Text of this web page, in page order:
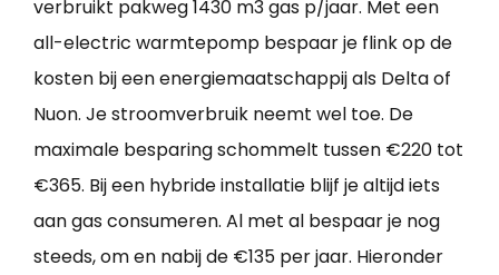
verbruikt pakweg 1430 m3 gas p/jaar. Met een
all-electric warmtepomp bespaar je flink op de
kosten bij een energiemaatschappij als Delta of
Nuon. Je stroomverbruik neemt wel toe. De
maximale besparing schommelt tussen €220 tot
€365. Bij een hybride installatie blijf je altijd iets
aan gas consumeren. Al met al bespaar je nog
steeds, om en nabij de €135 per jaar. Hieronder